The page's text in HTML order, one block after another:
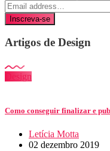
Inscreva-se
Artigos de Design
Design
Como conseguir finalizar e
Letícia Motta
02 dezembro 2019